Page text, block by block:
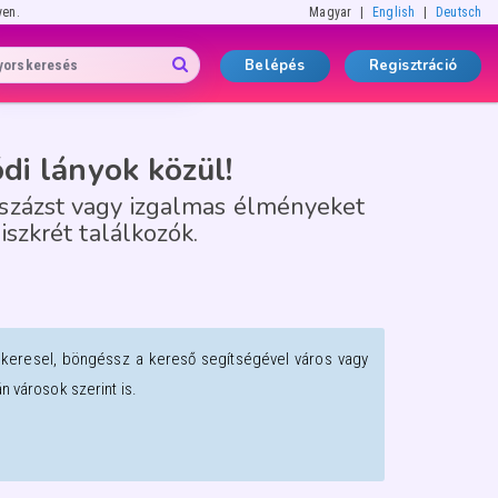
Magyar English Deutsch
Belépés Regisztráció
lányok közül!
vagy izgalmas élményeket
találkozók.
böngéssz a kereső segítségével város vagy
városok szerint is.